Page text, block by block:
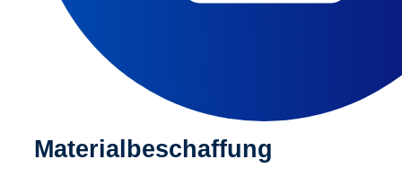
Materialbeschaffung